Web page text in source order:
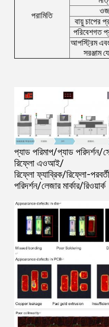
পরামিতি
বায়ু চাপের
পরিবেশগত
আপস্ট্রিম
সরঞ্জাম
প্যাড পরিমাপ/প্যাড পরিদর্শন/
রিফ্লো এওআই/
রিফ্লো ফ্যাব্রিক/রিফ্লো-
পরিদর্শন/লেজার মার্কার/রিওয়ার্ক